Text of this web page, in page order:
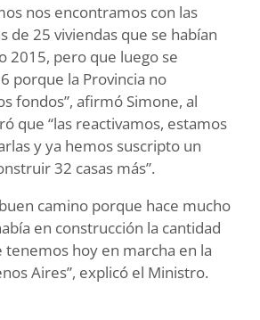
nos encontramos con las
de 25 viviendas que se habían
2015, pero que luego se
porque la Provincia no
fondos”, afirmó Simone, al
que “las reactivamos, estamos
y ya hemos suscripto un
32 casas más”.
camino porque hace mucho
en construcción la cantidad
tenemos hoy en marcha en la
Aires”, explicó el Ministro.